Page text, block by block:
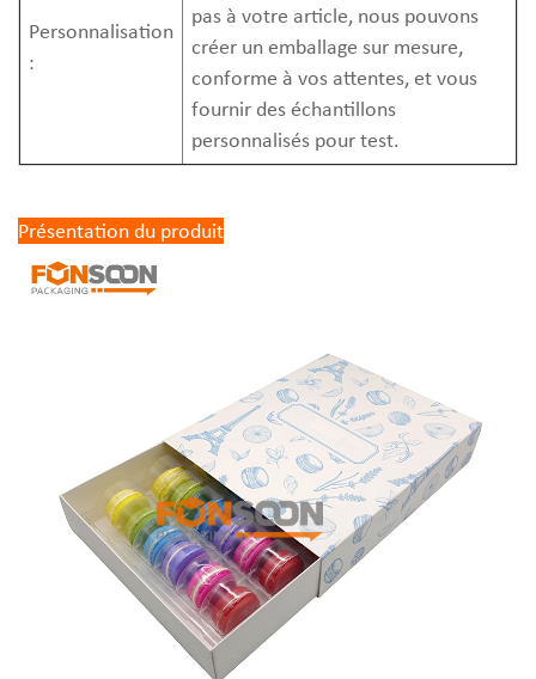
Personnalisation
:
pas à votre article, nous pouvons
créer un emballage sur mesure,
conforme à vos attentes, et vous
fournir des échantillons
personnalisés pour test.
Présentation du produit